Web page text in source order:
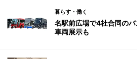
暮らす・働く
名駅前広場で4社合同の
車両展示も